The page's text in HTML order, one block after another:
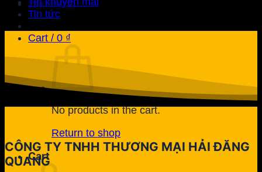
Bảo hành
Cart / 0 ₫
No products in the cart.
Return to shop
Cart
Tin tức
CÔNG TY TNHH THƯƠNG MẠI HẢI ĐĂNG
QUANG